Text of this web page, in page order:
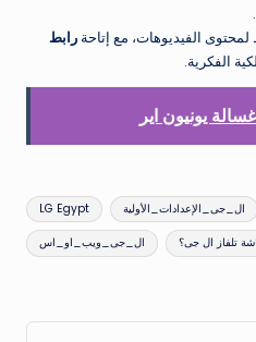
.
الفيديوهات، مع إتاحة رابط
الفكرية.
يونيون اير
LG Egypt ال_جى_الإعدادات_الأولية
ال_جى_ويب_او_اس تلفاز ال جى؟